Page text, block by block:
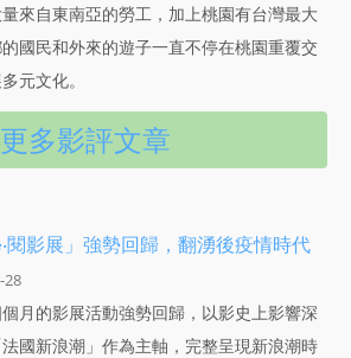
來自東南亞的勞工，加上桃園有台灣最大
國民和外來的遊子一直不停在桃園重覆交
元文化。
更多影評文章
‧閱影展」強勢回歸，翻湧後疫情時代
28
月的影展活動強勢回歸，以影史上影響深
國新浪潮」作為主軸，完整呈現新浪潮時